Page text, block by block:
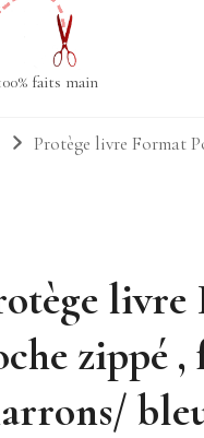
faits main
Protège livre Format
livre
zippé